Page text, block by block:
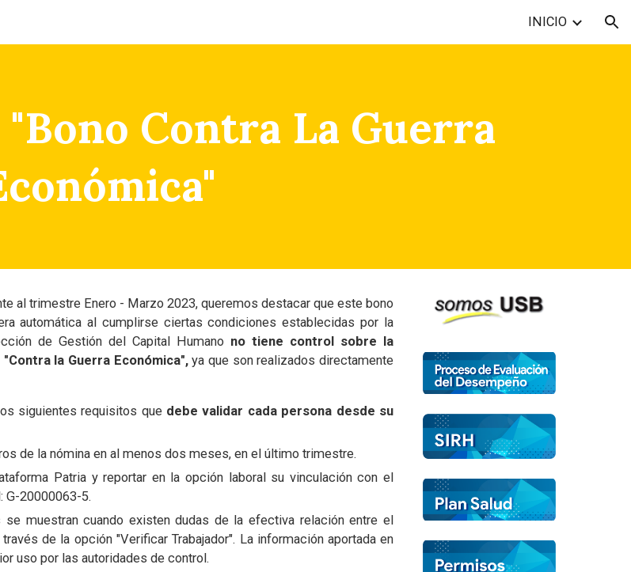
INICIO
Contra La Guerra
al trimestre Enero - Marzo 2023, queremos destacar que este bono
automática al cumplirse ciertas condiciones establecidas por la
de Gestión del Capital Humano no tiene control sobre la
la Guerra Económica",ya que son realizados directamente
siguientes requisitos que debe validar cada persona desde su
de la nómina en al menos dos meses, en el último trimestre.
Patria y reportar en la opción laboral su vinculación con el
G-20000063-5.
muestran cuando existen dudas de la efectiva relación entre el
de la opción "Verificar Trabajador". La información aportada en
uso por las autoridades de control.